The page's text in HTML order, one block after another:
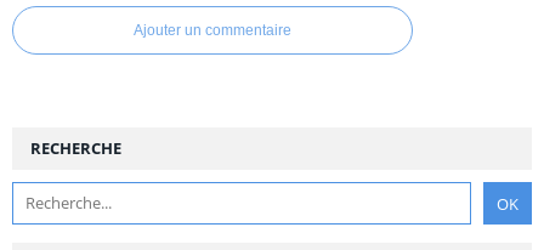
Ajouter un commentaire
RECHERCHE